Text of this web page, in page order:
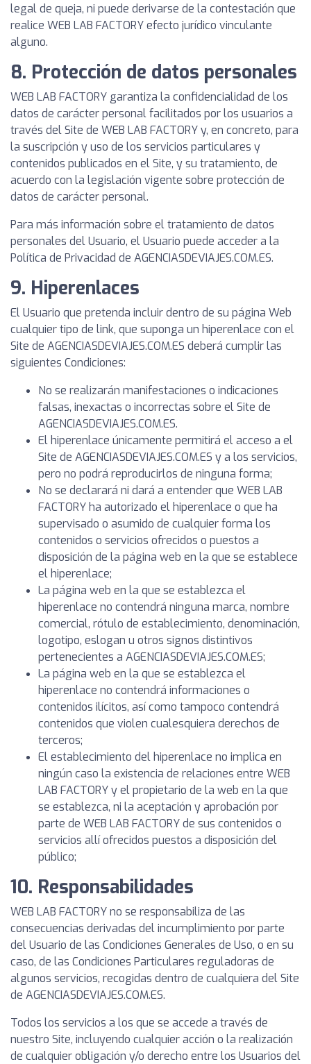
legal de queja, ni puede derivarse de la contestación que
realice WEB LAB FACTORY efecto jurídico vinculante
alguno.
8. Protección de datos personales
WEB LAB FACTORY garantiza la confidencialidad de los
datos de carácter personal facilitados por los usuarios a
través del Site de WEB LAB FACTORY y, en concreto, para
la suscripción y uso de los servicios particulares y
contenidos publicados en el Site, y su tratamiento, de
acuerdo con la legislación vigente sobre protección de
datos de carácter personal.
Para más información sobre el tratamiento de datos
personales del Usuario, el Usuario puede acceder a la
Política de Privacidad de AGENCIASDEVIAJES.COM.ES.
9. Hiperenlaces
El Usuario que pretenda incluir dentro de su página Web
cualquier tipo de link, que suponga un hiperenlace con el
Site de AGENCIASDEVIAJES.COM.ES deberá cumplir las
siguientes Condiciones:
No se realizarán manifestaciones o indicaciones
falsas, inexactas o incorrectas sobre el Site de
AGENCIASDEVIAJES.COM.ES.
El hiperenlace únicamente permitirá el acceso a el
Site de AGENCIASDEVIAJES.COM.ES y a los servicios,
pero no podrá reproducirlos de ninguna forma;
No se declarará ni dará a entender que WEB LAB
FACTORY ha autorizado el hiperenlace o que ha
supervisado o asumido de cualquier forma los
contenidos o servicios ofrecidos o puestos a
disposición de la página web en la que se establece
el hiperenlace;
La página web en la que se establezca el
hiperenlace no contendrá ninguna marca, nombre
comercial, rótulo de establecimiento, denominación,
logotipo, eslogan u otros signos distintivos
pertenecientes a AGENCIASDEVIAJES.COM.ES;
La página web en la que se establezca el
hiperenlace no contendrá informaciones o
contenidos ilícitos, así como tampoco contendrá
contenidos que violen cualesquiera derechos de
terceros;
El establecimiento del hiperenlace no implica en
ningún caso la existencia de relaciones entre WEB
LAB FACTORY y el propietario de la web en la que
se establezca, ni la aceptación y aprobación por
parte de WEB LAB FACTORY de sus contenidos o
servicios allí ofrecidos puestos a disposición del
público;
10. Responsabilidades
WEB LAB FACTORY no se responsabiliza de las
consecuencias derivadas del incumplimiento por parte
del Usuario de las Condiciones Generales de Uso, o en su
caso, de las Condiciones Particulares reguladoras de
algunos servicios, recogidas dentro de cualquiera del Site
de AGENCIASDEVIAJES.COM.ES.
Todos los servicios a los que se accede a través de
nuestro Site, incluyendo cualquier acción o la realización
de cualquier obligación y/o derecho entre los Usuarios del